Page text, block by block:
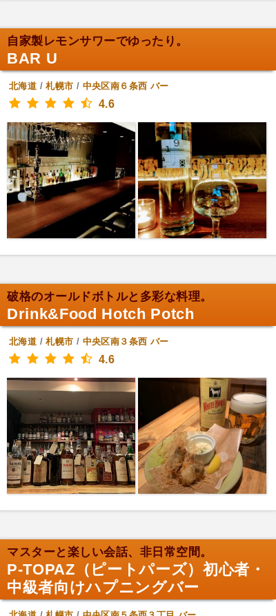
自家製レモンサワーでゆったり。
BAR U
北海道 /札幌市 / 中央区南６条西 バー
4.6
破格のオールドボトルと多彩な料理。
Drink&Food Hotch Potch
北海道 /札幌市 / 中央区南３条西 バー
4.6
マスターと楽しい会話、非日常空間。
P-TOPAZ（ピートパーズ）初心者・
中級者向けハプニングバー